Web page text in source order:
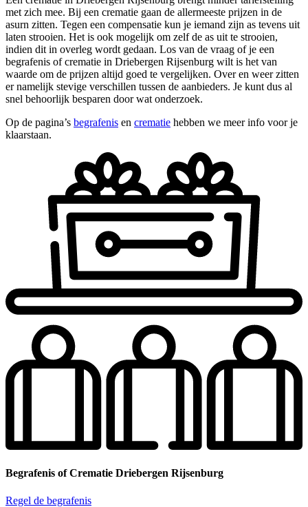
met zich mee. Bij een crematie gaan de allermeeste prijzen in de
asurn zitten. Tegen een compensatie kun je iemand zijn as tevens uit
laten strooien. Het is ook mogelijk om zelf de as uit te strooien,
indien dit in overleg wordt gedaan. Los van de vraag of je een
begrafenis of crematie in Driebergen Rijsenburg wilt is het van
waarde om de prijzen altijd goed te vergelijken. Over en weer zitten
er namelijk stevige verschillen tussen de aanbieders. Je kunt dus al
snel behoorlijk besparen door wat onderzoek.
Op de pagina’s begrafenis en crematie hebben we meer info voor je
klaarstaan.
Begrafenis of Crematie Driebergen Rijsenburg
Regel de begrafenis